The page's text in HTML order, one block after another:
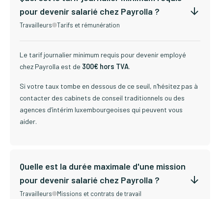
pour devenir salarié chez Payrolla ?
Travailleurs Tarifs et rémunération
Le tarif journalier minimum requis pour devenir employé
chez Payrolla est de 300€ hors TVA.
Si votre taux tombe en dessous de ce seuil, n'hésitez pas à
contacter des cabinets de conseil traditionnels ou des
agences d'intérim luxembourgeoises qui peuvent vous
aider.
Quelle est la durée maximale d'une mission
pour devenir salarié chez Payrolla ?
Travailleurs Missions et contrats de travail